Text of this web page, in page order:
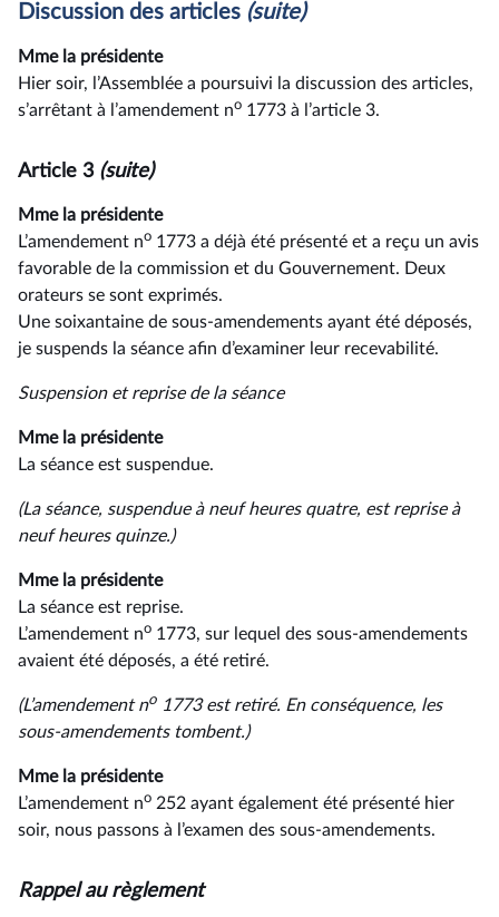
Discussion des articles (suite)
Mme la présidente
Hier soir, l’Assemblée a poursuivi la discussion des articles,
s’arrêtant à l’amendement no 1773 à l’article 3.
Article 3 (suite)
Mme la présidente
L’amendement no 1773 a déjà été présenté et a reçu un avis
favorable de la commission et du Gouvernement. Deux
orateurs se sont exprimés.
Une soixantaine de sous-amendements ayant été déposés,
je suspends la séance afin d’examiner leur recevabilité.
Suspension et reprise de la séance
Mme la présidente
La séance est suspendue.
(La séance, suspendue à neuf heures quatre, est reprise à
neuf heures quinze.)
Mme la présidente
La séance est reprise.
L’amendement no 1773, sur lequel des sous-amendements
avaient été déposés, a été retiré.
(L’amendement no 1773 est retiré. En conséquence, les
sous-amendements tombent.)
Mme la présidente
L’amendement no 252 ayant également été présenté hier
soir, nous passons à l’examen des sous-amendements.
Rappel au règlement